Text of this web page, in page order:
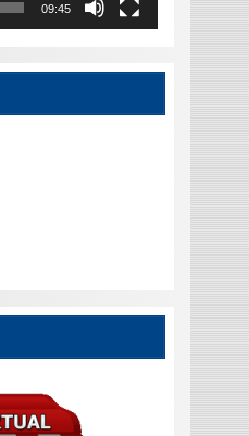
09:45